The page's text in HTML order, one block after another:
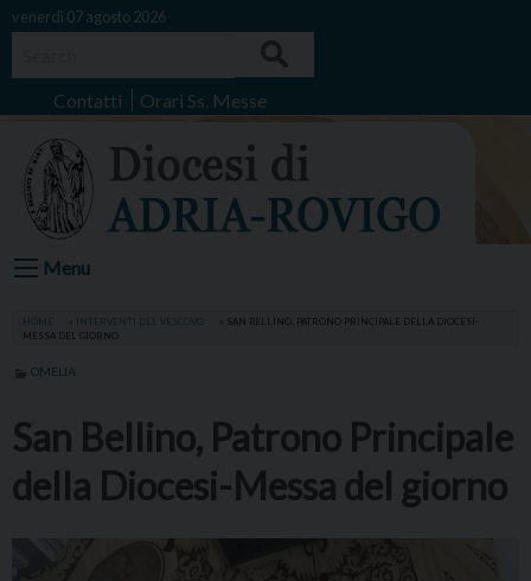
Skip
venerdì 07 agosto 2026
Contatti Orari Ss. Messe
Menu
HOME INTERVENTI DEL VESCOVO
SAN BELLINO, PATRONO PRINCIPALE DELLA DIOCESI-
MESSA DEL GIORNO
OMELIA
San Bellino, Patrono Principale
della Diocesi-Messa del giorno